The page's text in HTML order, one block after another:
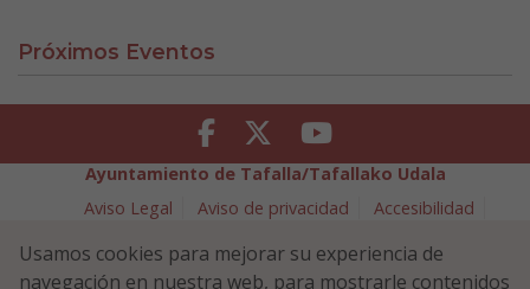
Próximos Eventos
Facebook Twitter Youtube
Ayuntamiento de Tafalla/Tafallako Udala
Aviso Legal
Aviso de privacidad
Accesibilidad
Política de Seguridad de la Información
Usamos cookies para mejorar su experiencia de
navegación en nuestra web, para mostrarle contenidos